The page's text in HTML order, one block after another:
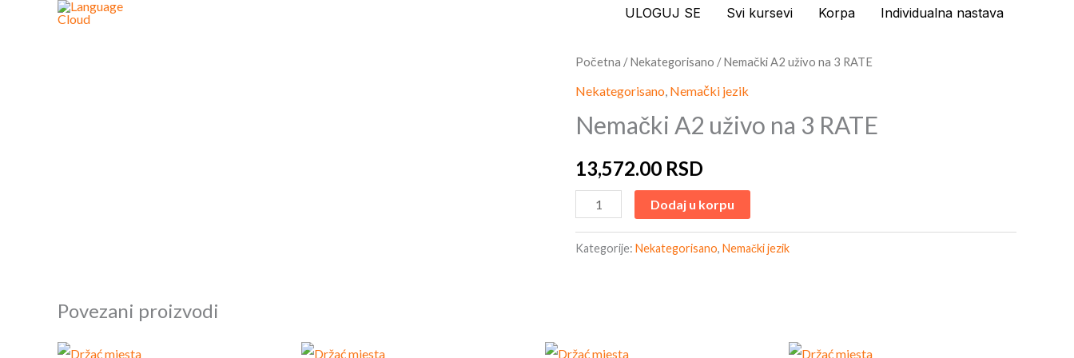
ULOGUJ SE Svi kursevi Korpa Individualna nastava
Početna /Nekategorisano / Nemački A2 uživo na 3 RATE
Nekategorisano Nemački jezik
Nemački A2 uživo na 3 RATE
13,572.00 RSD
Nemački
A2
na
RATE
količina
Dodaj u korpu
Kategorije: Nekategorisano, Nemački jezik
Povezani proizvodi